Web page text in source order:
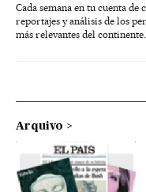
Cada semana en tu cuenta
reportajes y análisis de los
más relevantes del continente.
Arquivo